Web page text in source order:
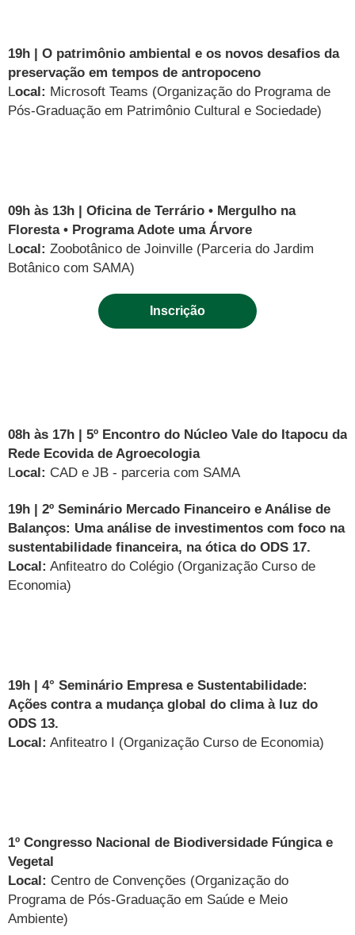
19h | O patrimônio ambiental e os novos desafios da
preservação em tempos de antropoceno
Local: Microsoft Teams (Organização do Programa de
Pós-Graduação em Patrimônio Cultural e Sociedade)
09h às 13h | Oficina de Terrário • Mergulho na
Floresta • Programa Adote uma Árvore
Local: Zoobotânico de Joinville (Parceria do Jardim
Botânico com SAMA)
Inscrição
08h às 17h | 5º Encontro do Núcleo Vale do Itapocu da
Rede Ecovida de Agroecologia
Local: CAD e JB - parceria com SAMA
19h | 2º Seminário Mercado Financeiro e Análise de
Balanços: Uma análise de investimentos com foco na
sustentabilidade financeira, na ótica do ODS 17.
Local: Anfiteatro do Colégio (Organização Curso de
Economia)
19h | 4° Seminário Empresa e Sustentabilidade:
Ações contra a mudança global do clima à luz do
ODS 13.
Local: Anfiteatro I (Organização Curso de Economia)
1º Congresso Nacional de Biodiversidade Fúngica e
Vegetal
Local: Centro de Convenções (Organização do
Programa de Pós-Graduação em Saúde e Meio
Ambiente)